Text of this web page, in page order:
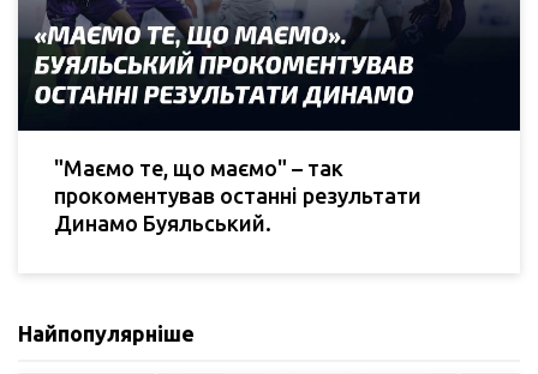
"Маємо те, що маємо" – так
прокоментував останні результати
Динамо Буяльський.
Найпопулярніше